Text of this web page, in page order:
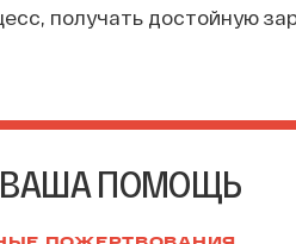
получать достойную
ПОМОЩЬ